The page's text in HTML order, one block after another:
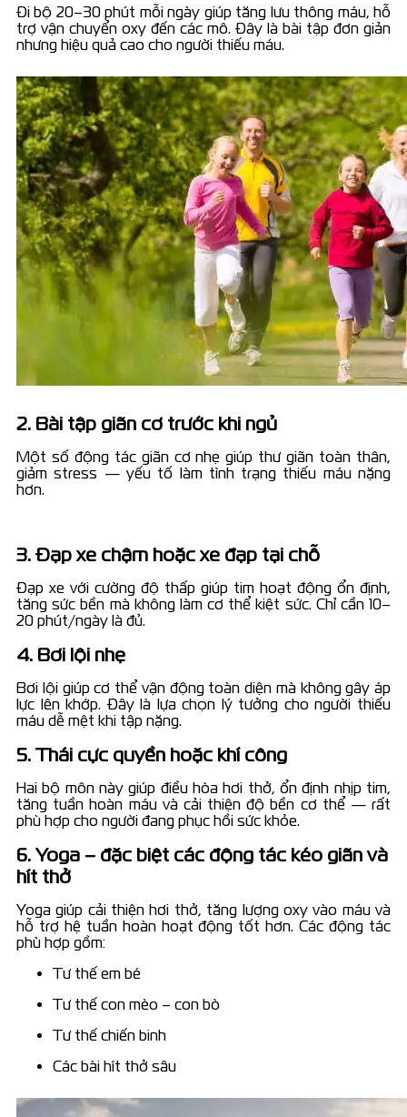
Đi bộ 20–30 phút mỗi ngày giúp tăng lưu thông máu, hỗ
trợ vận chuyển oxy đến các mô. Đây là bài tập đơn giản
nhưng hiệu quả cao cho người thiếu máu.
2. Bài tập giãn cơ trước khi ngủ
Một số động tác giãn cơ nhẹ giúp thư giãn toàn thân,
giảm stress — yếu tố làm tình trạng thiếu máu nặng
hơn.
3. Đạp xe chậm hoặc xe đạp tại chỗ
Đạp xe với cường độ thấp giúp tim hoạt động ổn định,
tăng sức bền mà không làm cơ thể kiệt sức. Chỉ cần 10–
20 phút/ngày là đủ.
4. Bơi lội nhẹ
Bơi lội giúp cơ thể vận động toàn diện mà không gây áp
lực lên khớp. Đây là lựa chọn lý tưởng cho người thiếu
máu dễ mệt khi tập nặng.
5. Thái cực quyền hoặc khí công
Hai bộ môn này giúp điều hòa hơi thở, ổn định nhịp tim,
tăng tuần hoàn máu và cải thiện độ bền cơ thể — rất
phù hợp cho người đang phục hồi sức khỏe.
6. Yoga – đặc biệt các động tác kéo giãn và
hít thở
Yoga giúp cải thiện hơi thở, tăng lượng oxy vào máu và
hỗ trợ hệ tuần hoàn hoạt động tốt hơn. Các động tác
phù hợp gồm:
Tư thế em bé
Tư thế con mèo – con bò
Tư thế chiến binh
Các bài hít thở sâu